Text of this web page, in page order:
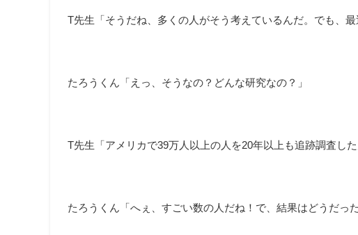
T先生「そうだね、多くの人がそう考えているんだ。でも、
たろうくん「えっ、そうなの？どんな研究なの？」
T先生「アメリカで39万人以上の人を20年以上も追跡調査し
たろうくん「へぇ、すごい数の人だね！で、結果はどうだった